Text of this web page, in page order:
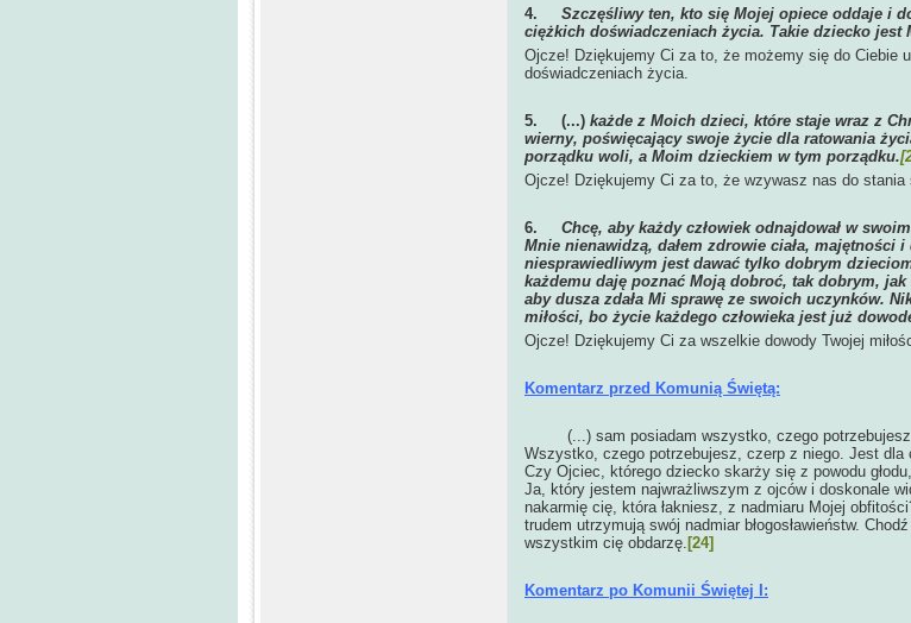
4. Szczęśliwy ten, kto się Mojej opiece oddaje i
ciężkich doświadczeniach życia. Takie dziecko
Ojcze! Dziękujemy Ci za to, że możemy się do Ciebie
doświadczeniach życia.
5. (...) każde z Moich dzieci, które staje wraz z
wierny, poświęcający swoje życie dla ratowania
porządku woli, a Moim dzieckiem w tym porządku.
Ojcze! Dziękujemy Ci za to, że wzywasz nas do
6. Chcę, aby każdy człowiek odnajdował w
Mnie nienawidzą, dałem zdrowie ciała, majętności
niesprawiedliwym jest dawać tylko dobrym
każdemu daję poznać Moją dobroć, tak dobrym,
aby dusza zdała Mi sprawę ze swoich uczynków.
miłości, bo życie każdego człowieka jest już
Ojcze! Dziękujemy Ci za wszelkie dowody Twojej
Komentarz przed Komunią Świętą:
(...) sam posiadam wszystko, czego
Wszystko, czego potrzebujesz, czerp z niego. Jest
Czy Ojciec, którego dziecko skarży się z powodu
Ja, który jestem najwrażliwszym z ojców i doskonale
nakarmię cię, która łakniesz, z nadmiaru Mojej
trudem utrzymują swój nadmiar błogosławieństw.
wszystkim cię obdarzę. [24]
Komentarz po Komunii Świętej I: